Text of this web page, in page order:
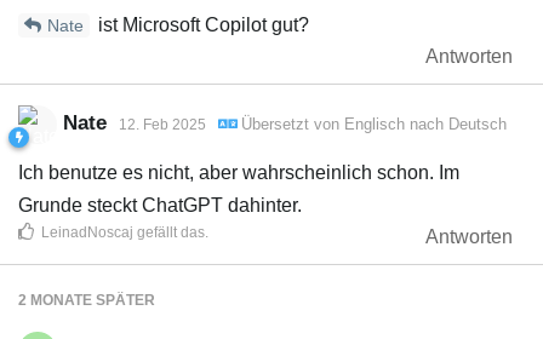
Nate
ist Microsoft Copilot gut?
Antworten
Nate 12. Feb 2025 Übersetzt von Englisch nach Deutsch
Ich benutze es nicht, aber wahrscheinlich schon. Im
Grunde steckt ChatGPT dahinter.
Antworten
LeinadNoscaj gefällt das
2 MONATE SPÄTER